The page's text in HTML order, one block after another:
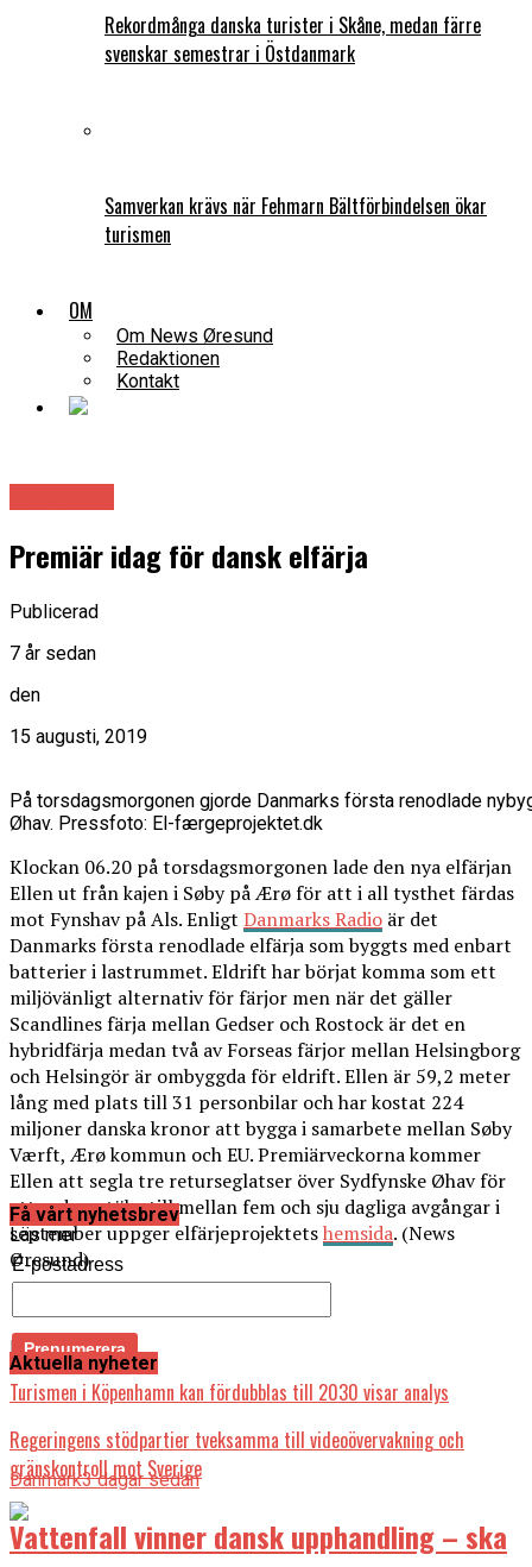
Rekordmånga danska turister i Skåne, medan färre
svenskar semestrar i Östdanmark
Samverkan krävs när Fehmarn Bältförbindelsen ökar
turismen
OM
Om News Øresund
Redaktionen
Kontakt
Premiär idag för dansk elfärja
Publicerad
7 år sedan
den
15 augusti, 2019
På torsdagsmorgonen gjorde Danmarks första renodlade
Øhav. Pressfoto: El-færgeprojektet.dk
Klockan 06.20 på torsdagsmorgonen lade den nya elfärjan
Ellen ut från kajen i Søby på Ærø för att i all tysthet färdas
mot Fynshav på Als. Enligt Danmarks Radio är det
Danmarks första renodlade elfärja som byggts med enbart
batterier i lastrummet. Eldrift har börjat komma som ett
miljövänligt alternativ för färjor men när det gäller
Scandlines färja mellan Gedser och Rostock är det en
hybridfärja medan två av Forseas färjor mellan Helsingborg
och Helsingör är ombyggda för eldrift. Ellen är 59,2 meter
lång med plats till 31 personbilar och har kostat 224
miljoner danska kronor att bygga i samarbete mellan Søby
Værft, Ærø kommun och EU. Premiärveckorna kommer
Ellen att segla tre returseglatser över Sydfynske Øhav för
att sedan utöka till mellan fem och sju dagliga avgångar i
september uppger elfärjeprojektetshemsida. (News
Øresund)
Läs också:
Turismen i Köpenhamn kan fördubblas till 2030 visar analys
Regeringens stödpartier tveksamma till videoövervakning och
gränskontroll mot Sverige
Läs mer
Få vårt nyhetsbrev
E-postadress
Aktuella nyheter
Danmark3 dagar sedan
Vattenfall vinner dansk upphandling – ska